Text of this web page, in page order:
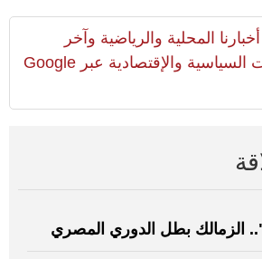
المحلية والرياضية وآخر
المستجدات السياسية والإقتصادية عبر Google
الزمالك بطل الدوري المصري